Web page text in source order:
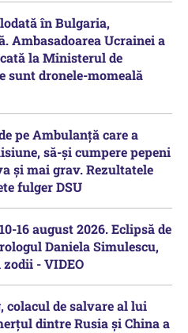
în Bulgaria,
Ambasadoarea Ucrainei a
la Ministerul de
sunt dronele-momeală
pe Ambulanță care a
să-și cumpere pepeni
și mai grav. Rezultatele
fulger DSU
16 august 2026. Eclipsă de
Daniela Simulescu,
- VIDEO
colacul de salvare al lui
dintre Rusia și China a